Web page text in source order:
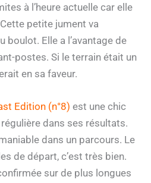
à l’heure actuelle car elle
petite jument va
boulot. Elle a l’avantage de
postes. Si le terrain était un
en sa faveur.
Edition (n°8) est une chic
dans ses résultats.
dans un parcours. Le
de départ, c’est très bien.
sur de plus longues